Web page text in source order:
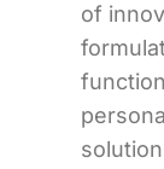
of